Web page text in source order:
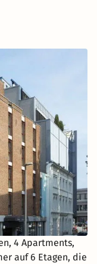
4 Apartments,
auf 6 Etagen, die